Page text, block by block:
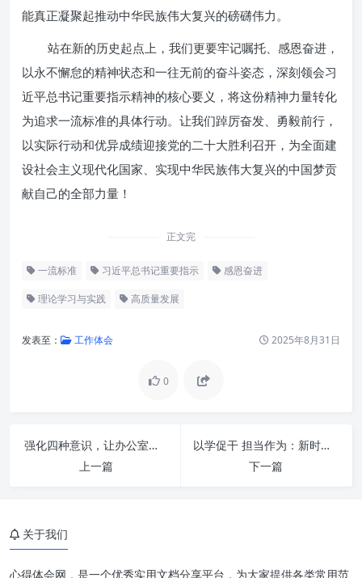
能真正凝聚起推动中华民族伟大复兴的磅礴伟力。
站在新的历史起点上，我们更要牢记嘱托、感恩奋进，
以永不懈怠的精神状态和一往无前的奋斗姿态，深刻领会习
近平总书记重要指示精神的核心要义，将这份精神力量转化
为追求一流标准的具体行动。让我们踔厉奋发、勇毅前行，
以实际行动和优异成绩迎接党的二十大胜利召开，为全面建
设社会主义现代化国家、实现中华民族伟大复兴的中国梦贡
献自己的全部力量！
正文完
一流标准 习近平总书记重要指示 感恩奋进
理论学习与实践 高质量发展
发表至： 工作体会 2025年8月31日
0
强化四种意识，让办公室工作事半功倍：深度解析与实践指南
上一篇
以学促干 担当作为：新时代奋斗者的精神底色与行动指南
下一篇
始终感恩奋进，凝聚磅礴力量
关于我们
心得体会网，是一个优秀实用文档分享平台，为大家提供各类常用范